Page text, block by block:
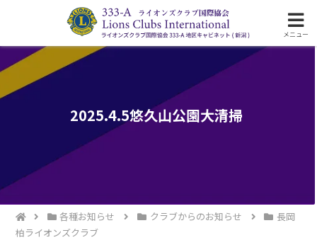
ライオンズクラブ国際協会333-A地区の活動
2025.4.5悠久山公園大清掃
各種お知らせ クラブからのお知らせ
長岡
柏ライオンズクラブ
メニュー